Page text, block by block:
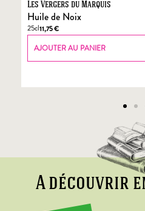
Les Vergers du Marquis
Huile de Noix
25cl11,75€
AJOUTER AU PANIER
A découvrir